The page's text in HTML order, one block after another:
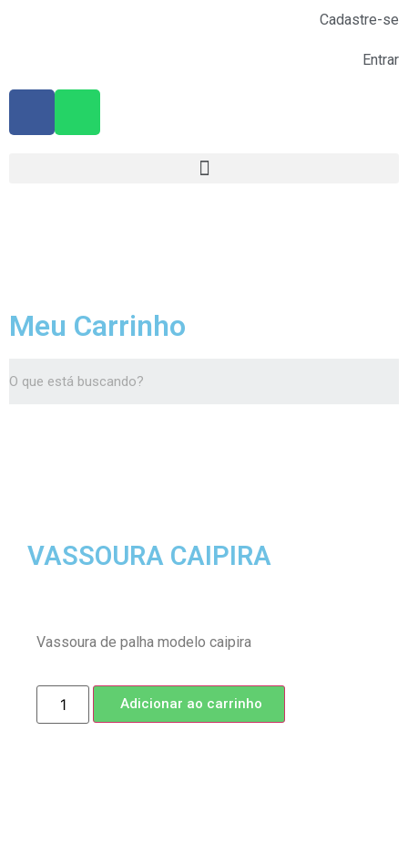
Cadastre-se
Entrar
Meu Carrinho
VASSOURA CAIPIRA
Vassoura de palha modelo caipira
Adicionar ao carrinho